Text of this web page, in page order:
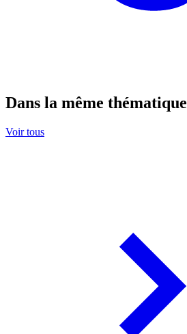
Dans la même thématique
Voir tous